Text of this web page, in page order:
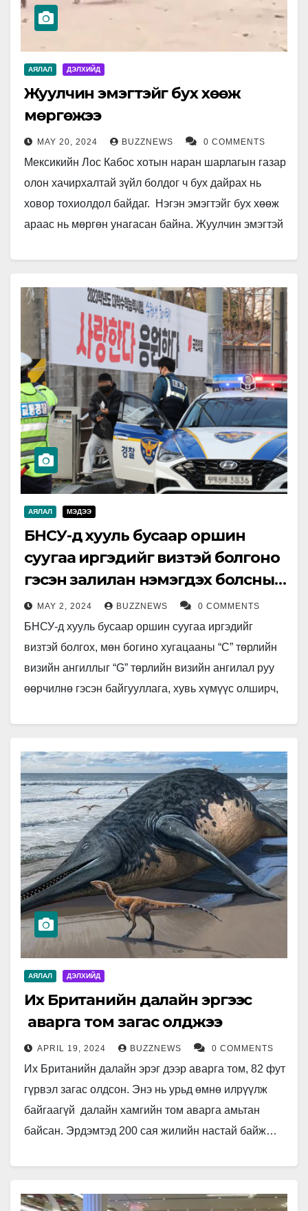
АЯЛАЛ ДЭЛХИЙД
Жуулчин эмэгтэйг бух хөөж
мөргөжээ
MAY 20, 2024 BUZZNEWS 0 COMMENTS
Мексикийн Лос Кабос хотын наран шарлагын газар
олон хачирхалтай зүйл болдог ч бух дайрах нь
ховор тохиолдол байдаг. Нэгэн эмэгтэйг бух хөөж
араас нь мөргөн унагасан байна. Жуулчин эмэгтэй
АЯЛАЛ МЭДЭЭ
БНСУ-д хууль бусаар оршин
суугаа иргэдийг визтэй болгоно
гэсэн залилан нэмэгдэх болсныг
анхааруулаа
MAY 2, 2024 BUZZNEWS 0 COMMENTS
БНСУ-д хууль бусаар оршин суугаа иргэдийг
визтэй болгох, мөн богино хугацааны “С” төрлийн
визийн ангиллыг “G” төрлийн визийн ангилал руу
өөрчилнө гэсэн байгууллага, хувь хүмүүс олширч,
АЯЛАЛ ДЭЛХИЙД
Их Британийн далайн эргээс
аварга том загас олджээ
APRIL 19, 2024 BUZZNEWS 0 COMMENTS
Их Британийн далайн эрэг дээр аварга том, 82 фут
гүрвэл загас олдсон. Энэ нь урьд өмнө илрүүлж
байгаагүй далайн хамгийн том аварга амьтан
байсан. Эрдэмтэд 200 сая жилийн настай байж…